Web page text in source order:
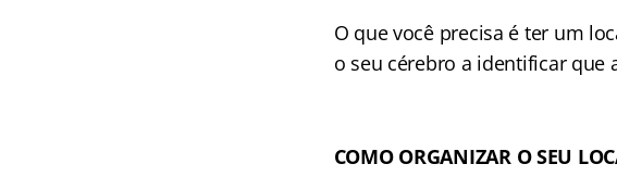
O que você precisa é ter um
o seu cérebro a identificar que
COMO ORGANIZAR O SEU